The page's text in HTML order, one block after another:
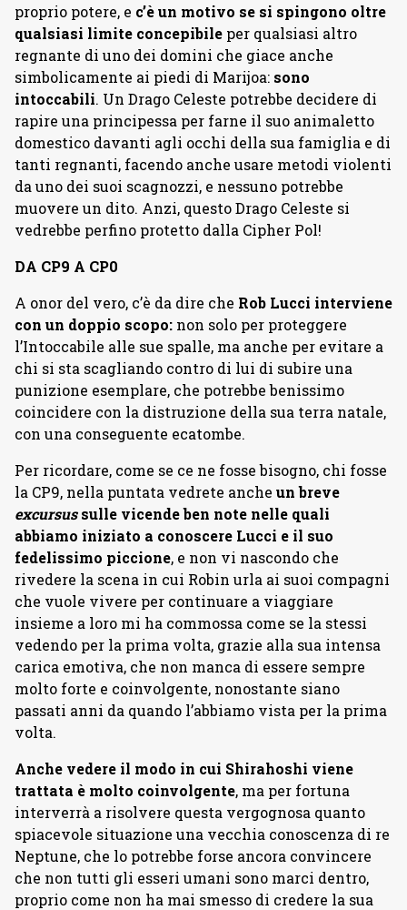
proprio potere, e c’è un motivo se si spingono oltre
qualsiasi limite concepibile per qualsiasi altro
regnante di uno dei domini che giace anche
simbolicamente ai piedi di Marijoa: sono
intoccabili. Un Drago Celeste potrebbe decidere di
rapire una principessa per farne il suo animaletto
domestico davanti agli occhi della sua famiglia e di
tanti regnanti, facendo anche usare metodi violenti
da uno dei suoi scagnozzi, e nessuno potrebbe
muovere un dito. Anzi, questo Drago Celeste si
vedrebbe perfino protetto dalla Cipher Pol!
DA CP9 A CP0
A onor del vero, c’è da dire che Rob Lucci interviene
con un doppio scopo: non solo per proteggere
l’Intoccabile alle sue spalle, ma anche per evitare a
chi si sta scagliando contro di lui di subire una
punizione esemplare, che potrebbe benissimo
coincidere con la distruzione della sua terra natale,
con una conseguente ecatombe.
Per ricordare, come se ce ne fosse bisogno, chi fosse
la CP9, nella puntata vedrete anche un breve
excursussulle vicende ben note nelle quali
abbiamo iniziato a conoscere Lucci e il suo
fedelissimo piccione, e non vi nascondo che
rivedere la scena in cui Robin urla ai suoi compagni
che vuole vivere per continuare a viaggiare
insieme a loro mi ha commossa come se la stessi
vedendo per la prima volta, grazie alla sua intensa
carica emotiva, che non manca di essere sempre
molto forte e coinvolgente, nonostante siano
passati anni da quando l’abbiamo vista per la prima
volta.
Anche vedere il modo in cui Shirahoshi viene
trattata è molto coinvolgente, ma per fortuna
interverrà a risolvere questa vergognosa quanto
spiacevole situazione una vecchia conoscenza di re
Neptune, che lo potrebbe forse ancora convincere
che non tutti gli esseri umani sono marci dentro,
proprio come non ha mai smesso di credere la sua